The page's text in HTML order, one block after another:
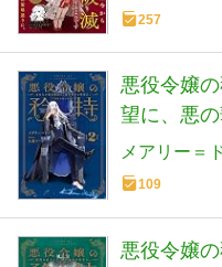
257
悪役令嬢
望に、悪
ベル)
メアリー＝
109
悪役令嬢